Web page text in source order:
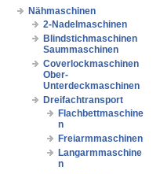
Nähmaschinen
2-Nadelmaschinen
Blindstichmaschinen
Saummaschinen
Coverlockmaschinen
Ober-
Unterdeckmaschinen
Dreifachtransport
Flachbettmaschine
n
Freiarmmaschinen
Langarmmaschine
n